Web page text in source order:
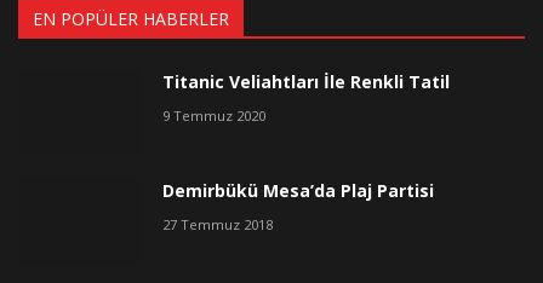
EN POPÜLER HABERLER
Titanic Veliahtları İle Renkli Tatil
9 Temmuz 2020
Demirbükü Mesa’da Plaj Partisi
27 Temmuz 2018